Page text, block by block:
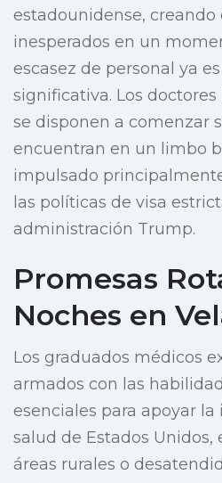
estadounidense, creando
inesperados en un
escasez de personal ya
significativa. Los
se disponen a comenzar
encuentran en un limbo
impulsado
las políticas de visa
administración Trump.
Promesas
Noches en
Los graduados médicos
armados con las
esenciales para apoyar
salud de Estados Unidos,
áreas rurales o